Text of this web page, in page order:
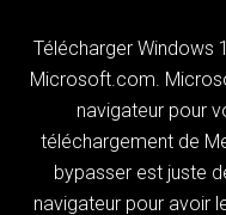
Télécharger Windows
Microsoft.com.
navigateur pour
téléchargement de
bypasser est juste
navigateur pour avoir